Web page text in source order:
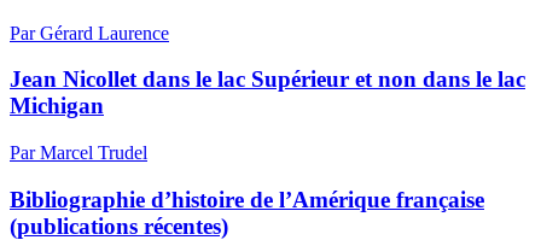
Par Gérard Laurence
Jean Nicollet dans le lac Supérieur et non dans le lac
Michigan
Par Marcel Trudel
Bibliographie d’histoire de l’Amérique française
(publications récentes)